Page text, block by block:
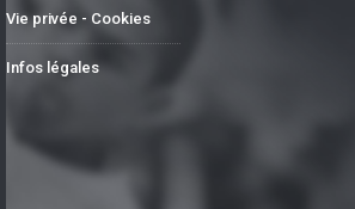
Vie privée - Cookies
Infos légales